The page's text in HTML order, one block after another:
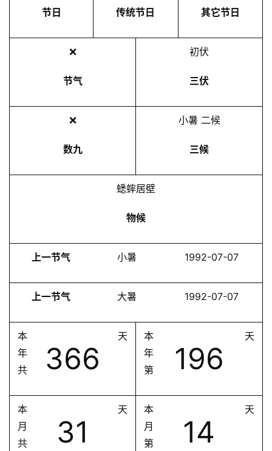
节日 传统节日 其它节日
❌
节气
初伏
三伏
❌
数九
小暑 二候
三候
蟋蟀居壁
物候
上一节气 小暑 1992-07-07
上一节气 大暑 1992-07-07
本
年
共
366
天
本
年
第
196
天
本
月
共
31
天
本
月
第
14
天